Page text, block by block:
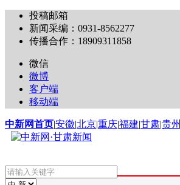
投稿邮箱
新闻采编：0931-8562277
传播合作：18909311858
微信
微博
客户端
移动端
中新网首页|安徽|北京|重庆|福建|甘肃|贵州